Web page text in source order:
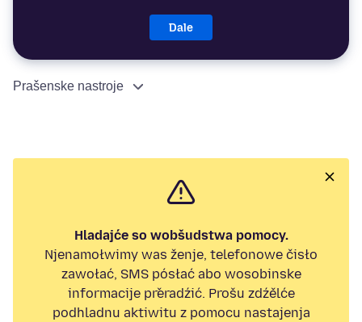
Dale
Prašenske nastroje
Hladajće so wobšudstwa pomocy.
Njenamołwimy was ženje, telefonowe čisło
zawołać, SMS pósłać abo wosobinske
informacije přeradźić. Prošu zdźělće
podhladnu aktiwitu z pomocu nastajenja